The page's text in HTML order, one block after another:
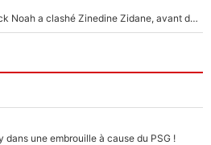
«Ça pue du c*l» : Quand Yannick Noah a clashé Zinedine Zidane, avant de se faire recadrer par le nouveau sélectionneur de l'équipe de France !
dans une embrouille à cause du PSG !